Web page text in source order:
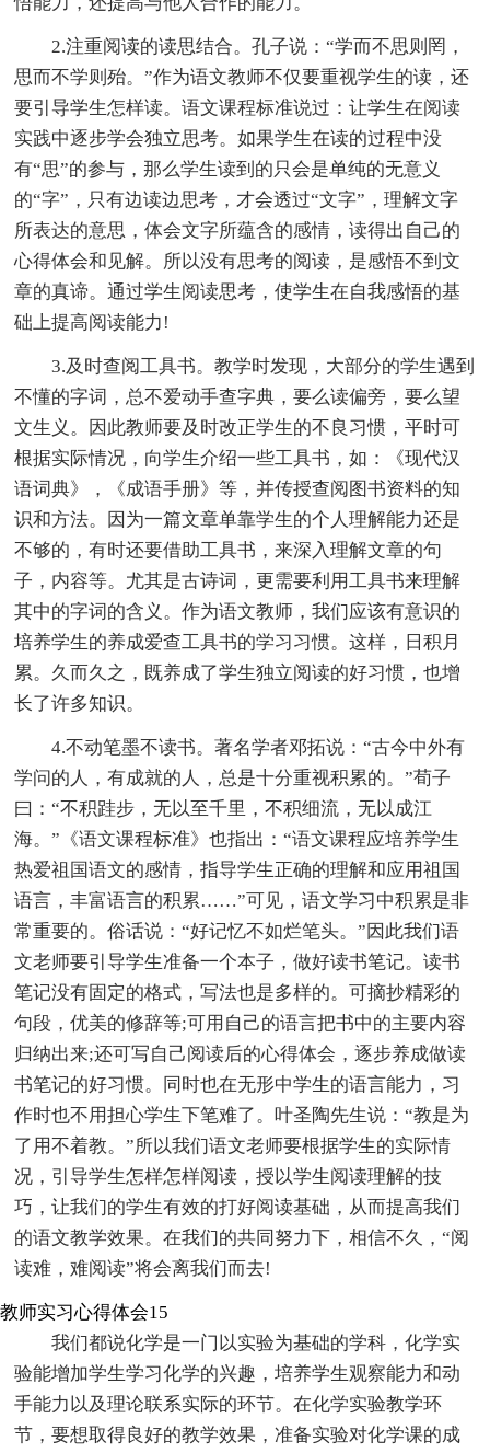
2.注重阅读的读思结合。孔子说：“学而不思则罔，
思而不学则殆。”作为语文教师不仅要重视学生的读，还
要引导学生怎样读。语文课程标准说过：让学生在阅读
实践中逐步学会独立思考。如果学生在读的过程中没
有“思”的参与，那么学生读到的只会是单纯的无意义
的“字”，只有边读边思考，才会透过“文字”，理解文字
所表达的意思，体会文字所蕴含的感情，读得出自己的
心得体会和见解。所以没有思考的阅读，是感悟不到文
章的真谛。通过学生阅读思考，使学生在自我感悟的基
础上提高阅读能力!
3.及时查阅工具书。教学时发现，大部分的学生遇到
不懂的字词，总不爱动手查字典，要么读偏旁，要么望
文生义。因此教师要及时改正学生的不良习惯，平时可
根据实际情况，向学生介绍一些工具书，如：《现代汉
语词典》，《成语手册》等，并传授查阅图书资料的知
识和方法。因为一篇文章单靠学生的个人理解能力还是
不够的，有时还要借助工具书，来深入理解文章的句
子，内容等。尤其是古诗词，更需要利用工具书来理解
其中的字词的含义。作为语文教师，我们应该有意识的
培养学生的养成爱查工具书的学习习惯。这样，日积月
累。久而久之，既养成了学生独立阅读的好习惯，也增
长了许多知识。
4.不动笔墨不读书。著名学者邓拓说：“古今中外有
学问的人，有成就的人，总是十分重视积累的。”荀子
曰：“不积跬步，无以至千里，不积细流，无以成江
海。”《语文课程标准》也指出：“语文课程应培养学生
热爱祖国语文的感情，指导学生正确的理解和应用祖国
语言，丰富语言的积累……”可见，语文学习中积累是非
常重要的。俗话说：“好记忆不如烂笔头。”因此我们语
文老师要引导学生准备一个本子，做好读书笔记。读书
笔记没有固定的格式，写法也是多样的。可摘抄精彩的
句段，优美的修辞等;可用自己的语言把书中的主要内容
归纳出来;还可写自己阅读后的心得体会，逐步养成做读
书笔记的好习惯。同时也在无形中学生的语言能力，习
作时也不用担心学生下笔难了。叶圣陶先生说：“教是为
了用不着教。”所以我们语文老师要根据学生的实际情
况，引导学生怎样怎样阅读，授以学生阅读理解的技
巧，让我们的学生有效的打好阅读基础，从而提高我们
的语文教学效果。在我们的共同努力下，相信不久，“阅
读难，难阅读”将会离我们而去!
教师实习心得体会15
我们都说化学是一门以实验为基础的学科，化学实
验能增加学生学习化学的兴趣，培养学生观察能力和动
手能力以及理论联系实际的环节。在化学实验教学环
节，要想取得良好的教学效果，准备实验对化学课的成